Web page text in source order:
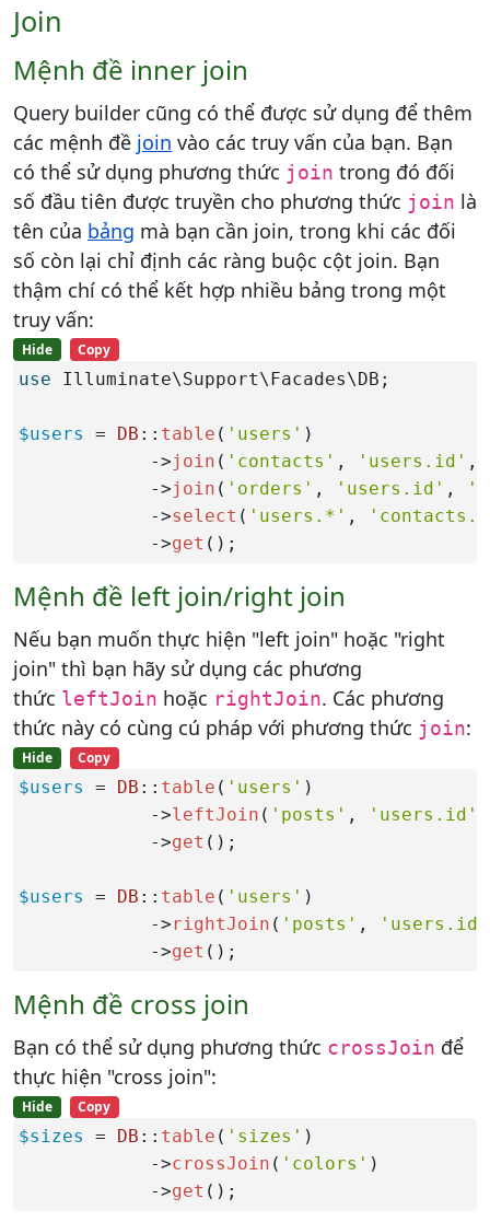
Join
Mệnh đề inner join
Query builder cũng có thể được sử dụng để thêm
các mệnh đề join vào các truy vấn của bạn. Bạn
có thể sử dụng phương thức join trong đó đối
số đầu tiên được truyền cho phương thức join là
tên của bảng mà bạn cần join, trong khi các đối
số còn lại chỉ định các ràng buộc cột join. Bạn
thậm chí có thể kết hợp nhiều bảng trong một
truy vấn:
Hide Copy
use Illuminate\Support\Facades\DB;
$users = DB :: table ( 'users' )
            ->
join ( 'contacts' , 'users.id' ,
            ->
join ( 'orders' , 'users.id' ,
            ->
select ( 'users.*' ,
            ->
get ();
Mệnh đề left join/right join
Nếu bạn muốn thực hiện "left join" hoặc "right
join" thì bạn hãy sử dụng các phương
thức leftJoin hoặc rightJoin. Các phương
thức này có cùng cú pháp với phương thức join:
Hide Copy
$users = DB :: table ( 'users' )
            ->
leftJoin ( 'posts' , 'users.id'
            ->
get ();
$users = DB :: table ( 'users' )
            ->
rightJoin ( 'posts' , 'users.id'
            ->
get ();
Mệnh đề cross join
Bạn có thể sử dụng phương thức crossJoin để
thực hiện "cross join":
Hide Copy
$sizes = DB :: table ( 'sizes' )
            ->
crossJoin ( 'colors' )
            ->
get ();